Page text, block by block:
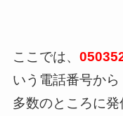
ここでは、
いう電話番号から
多数のところに